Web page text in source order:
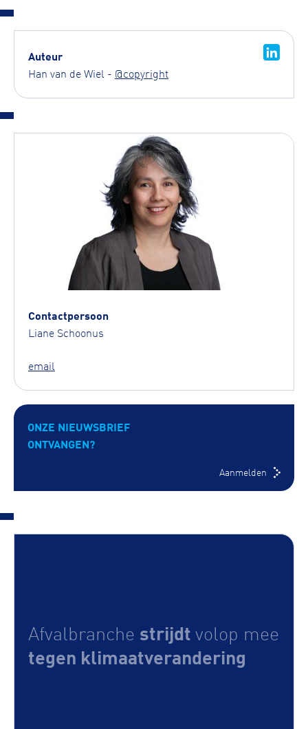
Auteur
Han van de Wiel - @copyright
Contactpersoon
Liane Schoonus
email
ONZE NIEUWSBRIEF
ONTVANGEN?
Aanmelden
Afvalbranche strijdtvolop mee
tegen klimaatverandering